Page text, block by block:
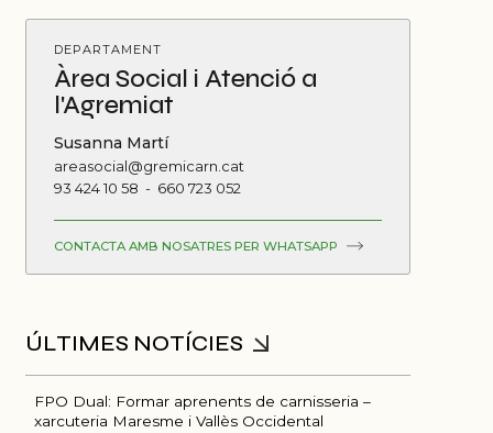
DEPARTAMENT
Àrea Social i Atenció a
l'Agremiat
Susanna Martí
areasocial@gremicarn.cat
93 424 10 58 - 660 723 052
CONTACTA AMB NOSATRES PER WHATSAPP
FPO Dual: Formar aprenents de carnisseria –
xarcuteria Maresme i Vallès Occidental